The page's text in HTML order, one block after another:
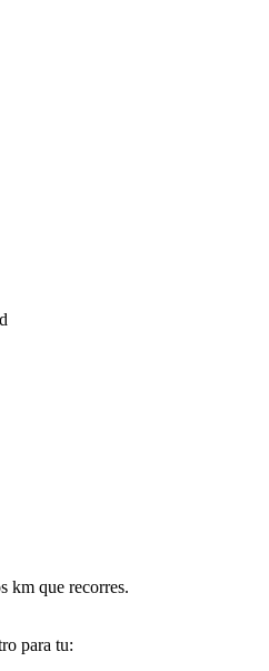
km que recorres.
para tu: